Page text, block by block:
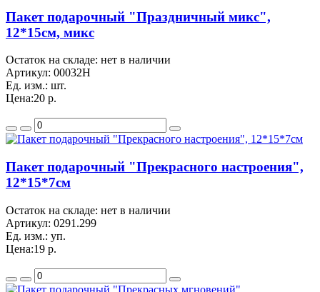
Пакет подарочный "Праздничный микс",
12*15см, микс
Остаток на складе: нет в наличии
Артикул: 00032H
Ед. изм.: шт.
Цена:20 р.
Пакет подарочный "Прекрасного настроения",
12*15*7см
Остаток на складе: нет в наличии
Артикул: 0291.299
Ед. изм.: уп.
Цена:19 р.